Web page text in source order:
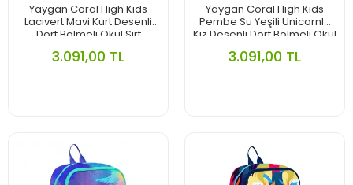
Yaygan Coral High Kids
Lacivert Mavi Kurt Desenli
Dört Bölmeli Okul Sırt
3.091,00 TL
Yaygan Coral High Kids
Pembe Su Yeşili Unicornlu
Kız Desenli Dört Bölmeli Okul
3.091,00 TL